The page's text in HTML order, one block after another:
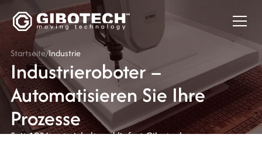
Startseite/Industrie
Industrieroboter –
Automatisieren Sie Ihre
Prozesse
Seit 1984 entwickelt und liefert Gibotech